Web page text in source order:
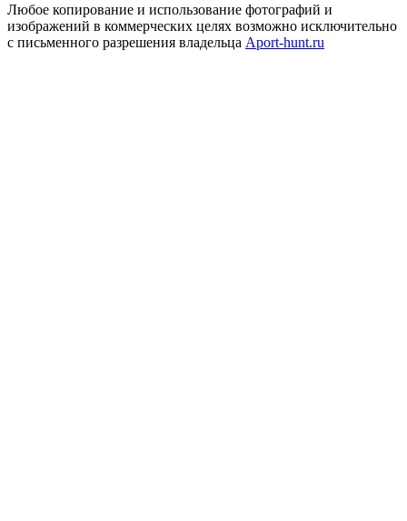
Любое копирование и использование фотографий и
изображений в коммерческих целях возможно исключительно
с письменного разрешения владельца Aport-hunt.ru